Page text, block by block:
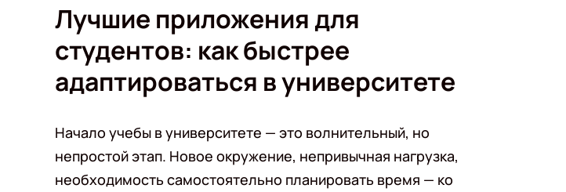
Лучшие приложения для
студентов: как быстрее
адаптироваться в университете
Начало учебы в университете — это волнительный, но
непростой этап. Новое окружение, непривычная нагрузка,
необходимость самостоятельно планировать время — ко